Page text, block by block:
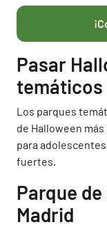
Pasar
temáticos
Los parques
de Halloween
para
fuertes.
Parque
Madrid